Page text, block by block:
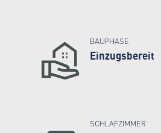
BAUPHASE
Einzugsbereit
SCHLAFZIMMER